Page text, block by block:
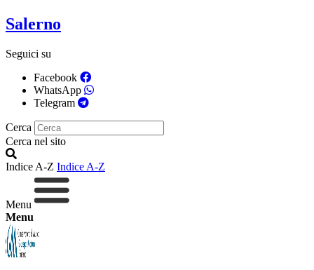
Salerno
Seguici su
Facebook
WhatsApp
Telegram
Cerca
Cerca nel sito
Indice A-Z Indice A-Z
Menu
Menu